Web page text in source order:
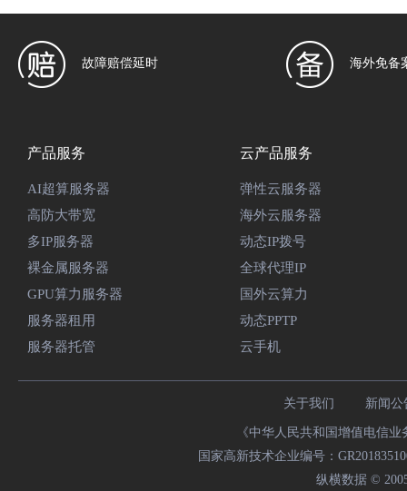
故障赔偿延时 海外免备
产品服务
AI超算服务器
高防大带宽
多IP服务器
裸金属服务器
GPU算力服务器
服务器租用
服务器托管
云产品服务
弹性云服务器
海外云服务器
动态IP拨号
全球代理IP
国外云算力
动态PPTP
云手机
关于我们 新闻公
《中华人民共和国增值电信
国家高新技术企业编号：
纵横数据 ©